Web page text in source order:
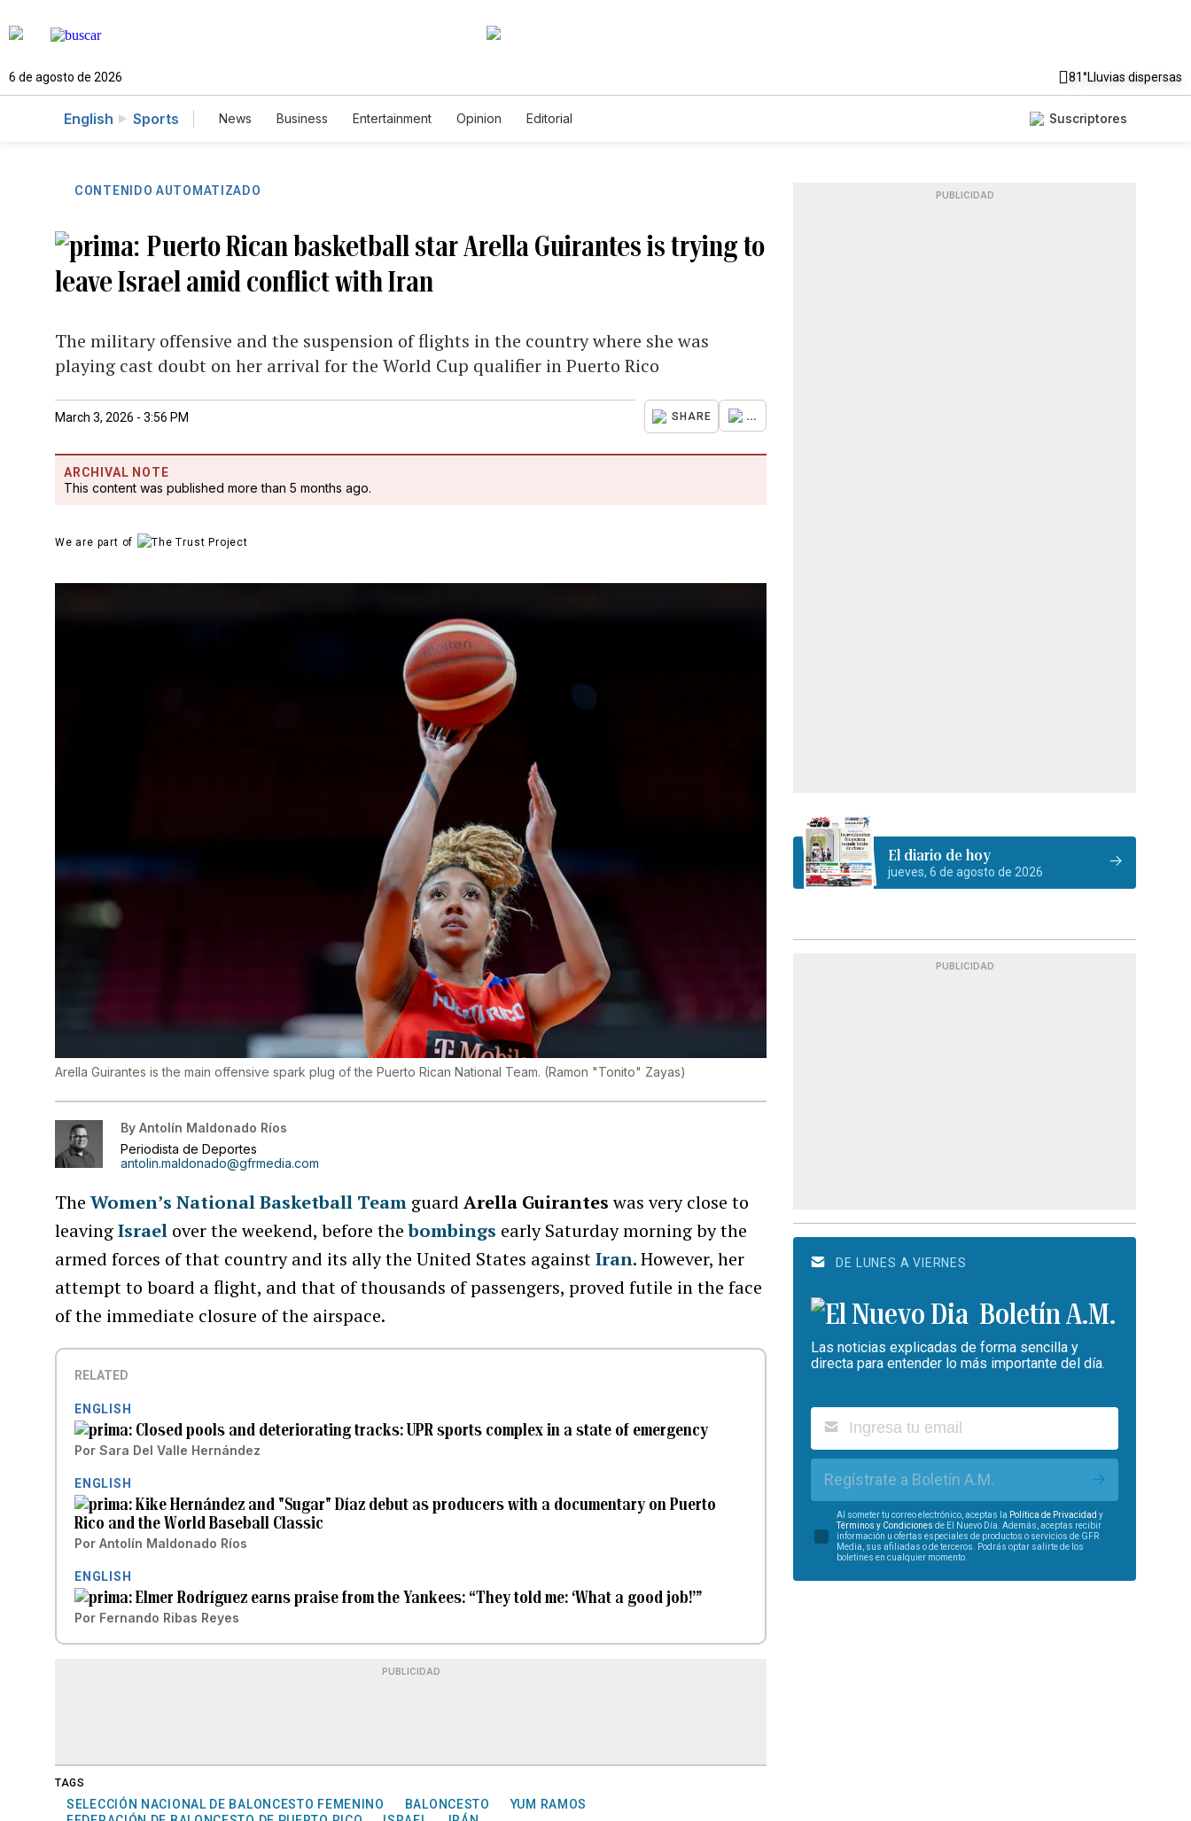
6 de agosto de 2026 81°Lluvias dispersas
English Sports News Business Entertainment Opinion Editorial Suscriptores
CONTENIDO AUTOMATIZADO
Puerto Rican basketball star Arella Guirantes is trying to
leave Israel amid conflict with Iran
The military offensive and the suspension of flights in the country where she was
playing cast doubt on her arrival for the World Cup qualifier in Puerto Rico
March 3, 2026 - 3:56 PM SHARE ...
ARCHIVAL NOTE
This content was published more than 5 months ago.
We are part of
Arella Guirantes is the main offensive spark plug of the Puerto Rican National Team. (Ramon "Tonito" Zayas)
By Antolín Maldonado Ríos
Periodista de Deportes
antolin.maldonado@gfrmedia.com
TheWomen’s National Basketball Team guardArella Guiranteswas very close to
leavingIsrael over the weekend, before thebombings early Saturday morning by the
armed forces of that country and its ally the United States againstIran. However, her
attempt to board a flight, and that of thousands of passengers, proved futile in the face
of the immediate closure of the airspace.
RELATED
ENGLISH
Closed pools and deteriorating tracks: UPR sports complex in a state of emergency
Por Sara Del Valle Hernández
ENGLISH
Kike Hernández and "Sugar" Díaz debut as producers with a documentary on Puerto
Rico and the World Baseball Classic
Por Antolín Maldonado Ríos
ENGLISH
Elmer Rodríguez earns praise from the Yankees: “They told me: ‘What a good job!’”
Por Fernando Ribas Reyes
PUBLICIDAD
TAGS
SELECCIÓN NACIONAL DE BALONCESTO FEMENINO BALONCESTO
YUM RAMOS
PUBLICIDAD
El diario de hoy
jueves, 6 de agosto de 2026
PUBLICIDAD
DE LUNES A VIERNES
Boletín A.M.
Las noticias explicadas de forma sencilla y
directa para entender lo más importante del día.
Regístrate a Boletín A.M.
Al someter tu correo electrónico, aceptas la Política de Privacidad y
Términos y Condiciones de El Nuevo Día. Además, aceptas recibir
información u ofertas especiales de productos o servicios de GFR
Media, sus afiliadas o de terceros. Podrás optar salirte de los
boletines en cualquier momento.